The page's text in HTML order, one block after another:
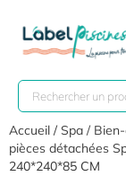
Accueil /Spa /
pièces détachées
240*240*85 CM